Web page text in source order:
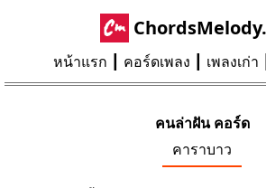
หน้าแรก คอร์ดเพลง เพลงเก่า
คนล่าฝัน คอร์ด
คาราบาว